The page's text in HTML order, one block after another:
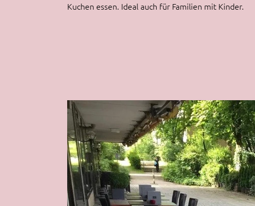
Kuchen essen. Ideal auch für Familien mit Kinder.